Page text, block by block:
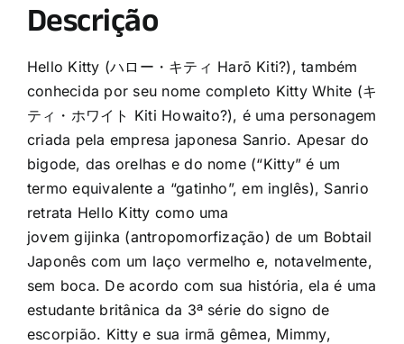
Descrição
Hello Kitty (ハロー・キティ Harō Kiti?), também
conhecida por seu nome completo Kitty White (キ
ティ・ホワイト Kiti Howaito?), é uma personagem
criada pela empresa japonesa Sanrio. Apesar do
bigode, das orelhas e do nome (“Kitty” é um
termo equivalente a “gatinho”, em inglês), Sanrio
retrata Hello Kitty como uma
jovem gijinka (antropomorfização) de um Bobtail
Japonês com um laço vermelho e, notavelmente,
sem boca. De acordo com sua história, ela é uma
estudante britânica da 3ª série do signo de
escorpião. Kitty e sua irmã gêmea, Mimmy,